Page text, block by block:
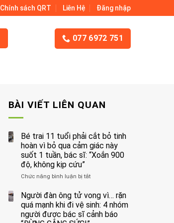
Chính sách QRT Liên Hệ Đăng nhập
077 6972 751
BÀI VIẾT LIÊN QUAN
Bé trai 11 tuổi phải cắt bỏ tinh
hoàn vì bỏ qua cảm giác này
suốt 1 tuần, bác sĩ: “Xoắn 900
độ, không kịp cứu”
Chức năng bình luận bị tắtở
trai
11
tuổi
phải
Người đàn ông tử vong vì… rặn
quá mạnh khi đi vệ sinh: 4 nhóm
người được bác sĩ cảnh báo